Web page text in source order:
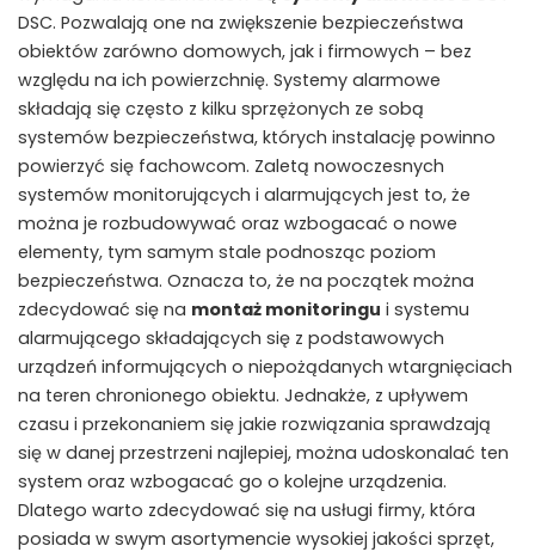
DSC. Pozwalają one na zwiększenie bezpieczeństwa
obiektów zarówno domowych, jak i firmowych – bez
względu na ich powierzchnię. Systemy alarmowe
składają się często z kilku sprzężonych ze sobą
systemów bezpieczeństwa, których instalację powinno
powierzyć się fachowcom. Zaletą nowoczesnych
systemów monitorujących i alarmujących jest to, że
można je rozbudowywać oraz wzbogacać o nowe
elementy, tym samym stale podnosząc poziom
bezpieczeństwa. Oznacza to, że na początek można
zdecydować się na montaż monitoringu i systemu
alarmującego składających się z podstawowych
urządzeń informujących o niepożądanych wtargnięciach
na teren chronionego obiektu. Jednakże, z upływem
czasu i przekonaniem się jakie rozwiązania sprawdzają
się w danej przestrzeni najlepiej, można udoskonalać ten
system oraz wzbogacać go o kolejne urządzenia.
Dlatego warto zdecydować się na usługi firmy, która
posiada w swym asortymencie wysokiej jakości sprzęt,